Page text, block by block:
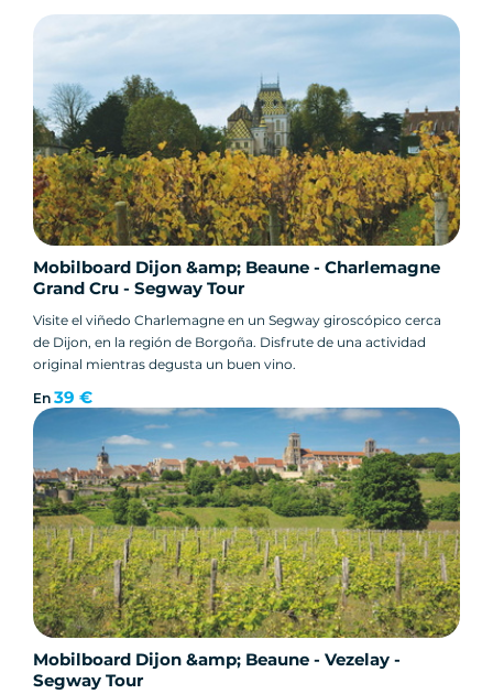
Mobilboard Dijon &amp; Beaune - Charlemagne
Grand Cru - Segway Tour
Visite el viñedo Charlemagne en un Segway giroscópico cerca
de Dijon, en la región de Borgoña. Disfrute de una actividad
original mientras degusta un buen vino.
En 39 €
Mobilboard Dijon &amp; Beaune - Vezelay -
Segway Tour